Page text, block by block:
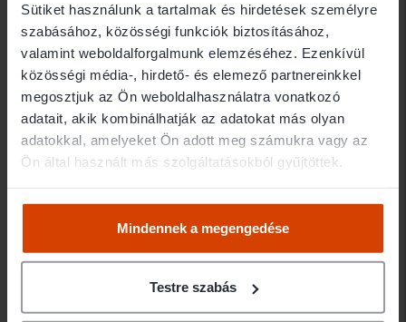
Sütiket használunk a tartalmak és hirdetések személyre
szabásához, közösségi funkciók biztosításához,
valamint weboldalforgalmunk elemzéséhez. Ezenkívül
közösségi média-, hirdető- és elemező partnereinkkel
megosztjuk az Ön weboldalhasználatra vonatkozó
adatait, akik kombinálhatják az adatokat más olyan
adatokkal, amelyeket Ön adott meg számukra vagy az
Ön által használt más szolgáltatásokból gyűjtöttek.
Mindennek a megengedése
Testre szabás
Elérhetőségek
1075 Budapest Rumbach S. u. 10/B. fszt. 1.
Ügyfélfogadás